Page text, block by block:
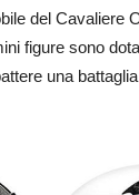
del Cavaliere
figure sono
una